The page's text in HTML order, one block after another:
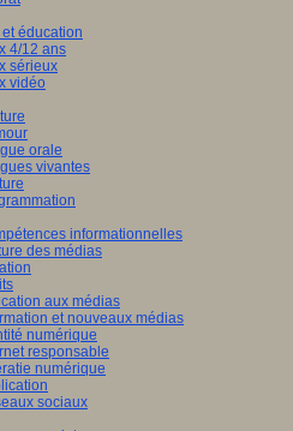
éducation
4/12 ans
sérieux
vidéo
orale
vivantes
informationnelles
des médias
aux médias
et nouveaux médias
numérique
responsable
numérique
sociaux